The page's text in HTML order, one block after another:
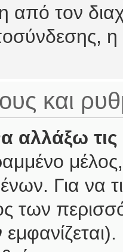
από τον
η
και
τις
Για να
των